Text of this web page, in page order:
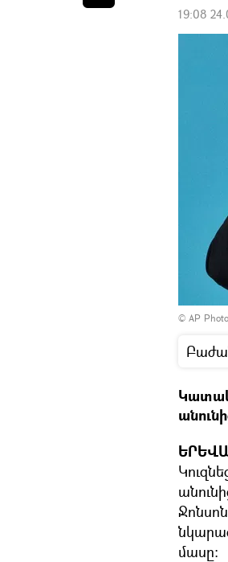
19:08
© AP
մասը։